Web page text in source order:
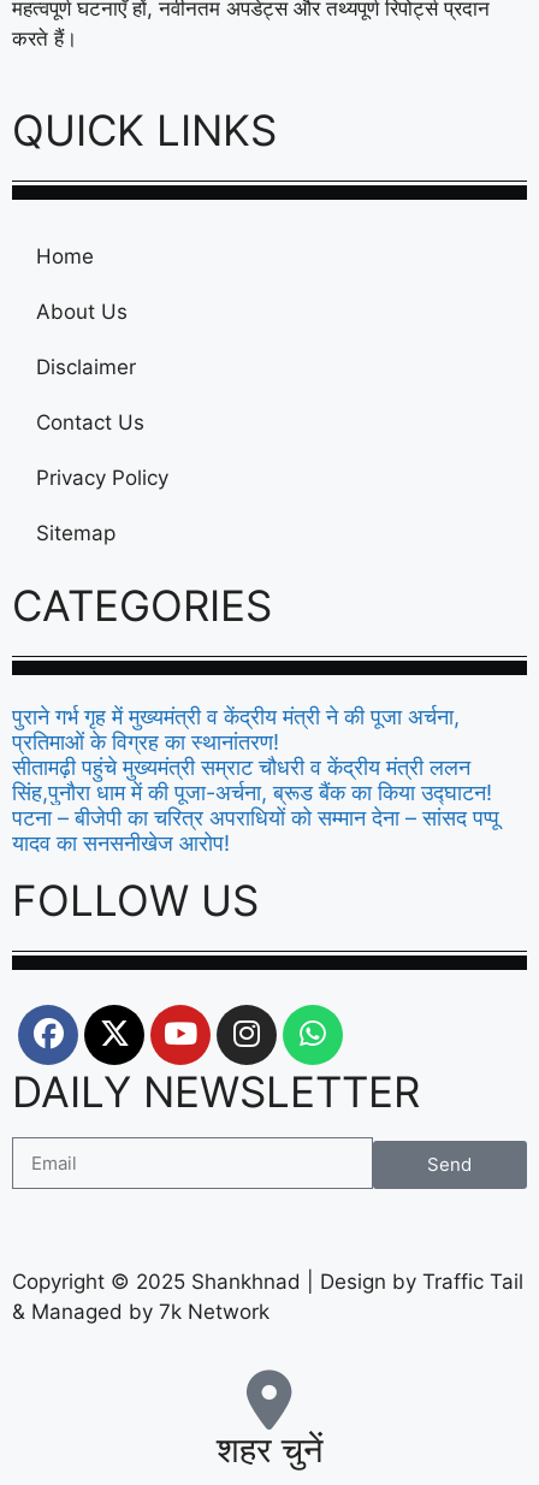
महत्वपूर्ण घटनाएँ हों, नवीनतम अपडेट्स और तथ्यपूर्ण रिपोर्ट्स प्रदान
करते हैं।
QUICK LINKS
Home
About Us
Disclaimer
Contact Us
Privacy Policy
Sitemap
CATEGORIES
पुराने गर्भ गृह में मुख्यमंत्री व केंद्रीय मंत्री ने की पूजा अर्चना,
प्रतिमाओं के विग्रह का स्थानांतरण!
सीतामढ़ी पहुंचे मुख्यमंत्री सम्राट चौधरी व केंद्रीय मंत्री ललन
सिंह,पुनौरा धाम में की पूजा-अर्चना, ब्रूड बैंक का किया उद्घाटन!
पटना – बीजेपी का चरित्र अपराधियों को सम्मान देना – सांसद पप्पू
यादव का सनसनीखेज आरोप!
FOLLOW US
DAILY NEWSLETTER
Send
Copyright © 2025 Shankhnad | Design by Traffic Tail
& Managed by 7k Network
शहर चुनें